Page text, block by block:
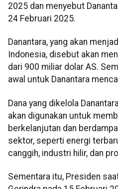
2025 dan menyebut
24 Februari 2025.
Danantara, yang akan
Indonesia, disebut akan
dari 900 miliar dolar AS.
awal untuk Danantara
Dana yang dikelola
akan digunakan untuk
berkelanjutan dan
sektor, seperti energi
canggih, industri hilir, dan
Sementara itu, Presiden